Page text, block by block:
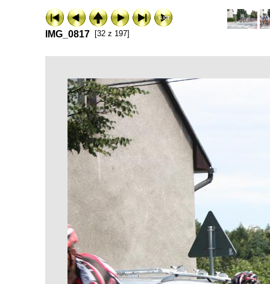
IMG_0817 [32 z 197]
ExhibitPlus